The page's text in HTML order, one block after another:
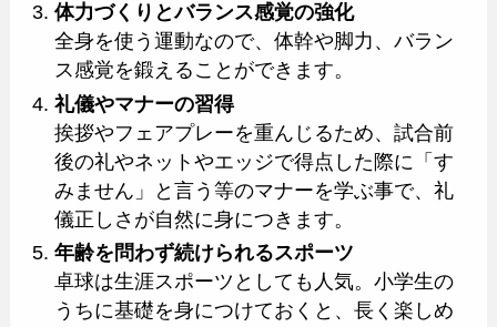
体力づくりとバランス感覚の強化
全身を使う運動なので、体幹や脚力、バラン
ス感覚を鍛えることができます。
礼儀やマナーの習得
挨拶やフェアプレーを重んじるため、試合前
後の礼やネットやエッジで得点した際に「す
みません」と言う等のマナーを学ぶ事で、礼
儀正しさが自然に身につきます。
年齢を問わず続けられるスポーツ
卓球は生涯スポーツとしても人気。小学生の
うちに基礎を身につけておくと、長く楽しめ